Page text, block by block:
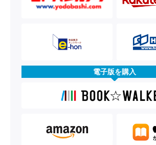
電子版を購入